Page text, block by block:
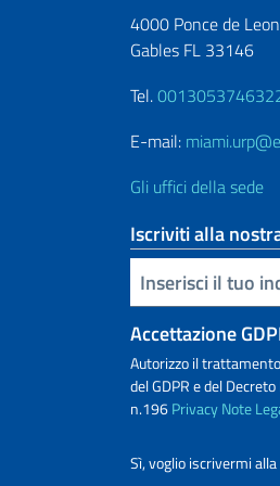
4000 Ponce de
Gables FL 33146
Tel.
E-mail:
Gli uffici della sede
Iscriviti alla
Inserisci la tua email
Accettazione
Autorizzo il
del GDPR e del
n.196PrivacyNote
Sì, voglio iscrivermi